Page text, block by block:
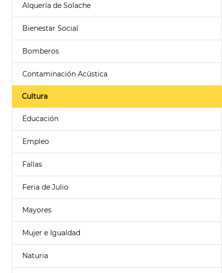
Alquería de Solache
Bienestar Social
Bomberos
Contaminación Acústica
Cultura
Educación
Empleo
Fallas
Feria de Julio
Mayores
Mujer e Igualdad
Naturia